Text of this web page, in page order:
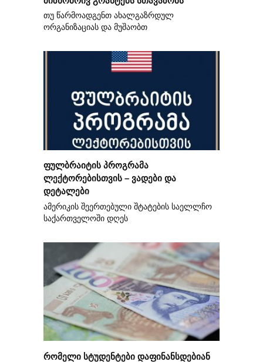
თუ წარმოადგენთ ახალგაზრდულ
ორგანიზაციას და მუშაობთ
ფულბრაიტის პროგრამა
ლექტორებისთვის – ვადები და
დეტალები
ამერიკის შეერთებული შტატების საელლჩო
საქართველოში დღეს
რომელი სტუდენტები დაფინანსდებიან